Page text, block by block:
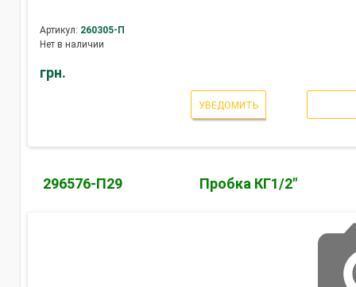
Артикул: 260305-П
Нет в наличии
грн.
УВЕДОМИТЬ
296576-П29 Пробка КГ1/2"